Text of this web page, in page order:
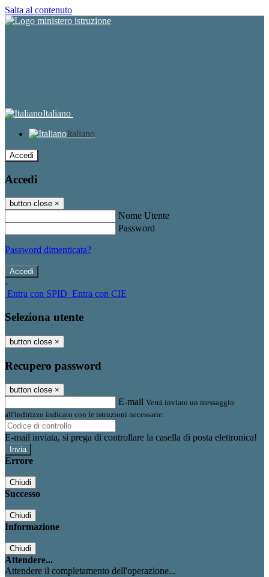
Salta al contenuto
Italiano
Italiano
Accedi
Accedi
button close ×
Nome Utente
Password
Password dimenticata?
-
Entra con SPID Entra con CIE
Seleziona utente
button close ×
Recupero password
button close ×
E-mail Verrà inviato un messaggio
all'indirizzo indicato con le istruzioni necessarie.
E-mail inviata, si prega di controllare la casella di posta elettronica!
Errore
Chiudi
Successo
Chiudi
Informazione
Chiudi
Attendere...
Attendere il completamento dell'operazione...